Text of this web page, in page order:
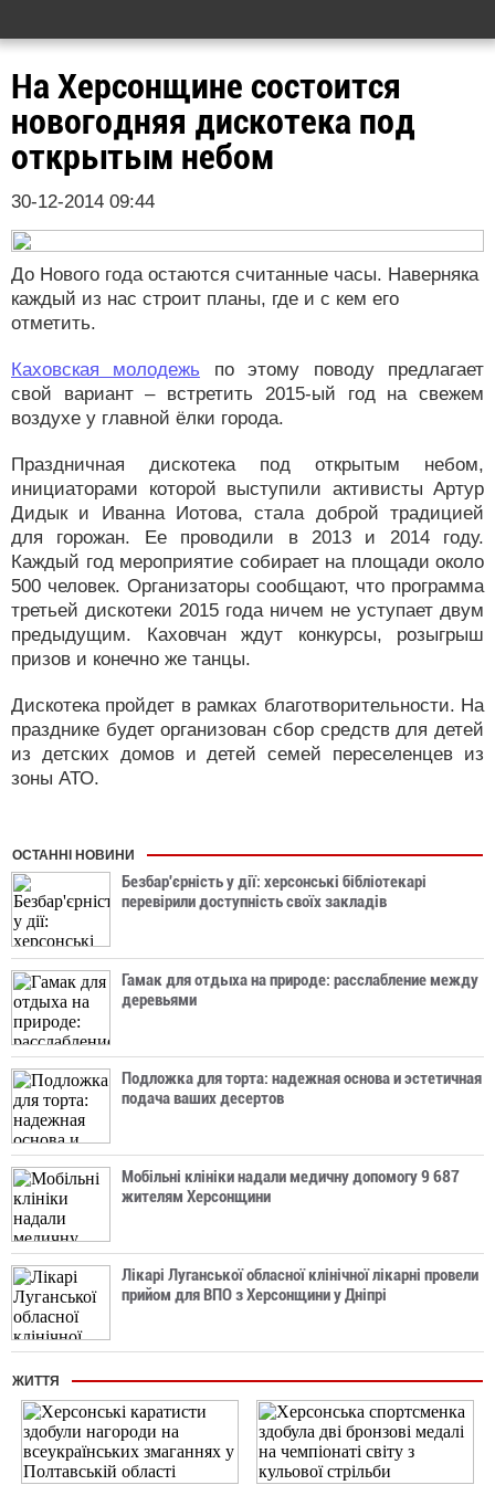
На Херсонщине состоится
новогодняя дискотека под
открытым небом
30-12-2014 09:44
До Нового года остаются считанные часы. Наверняка
каждый из нас строит планы, где и с кем его
отметить.
Каховская молодежь по этому поводу предлагает
свой вариант – встретить 2015-ый год на свежем
воздухе у главной ёлки города.
Праздничная дискотека под открытым небом,
инициаторами которой выступили активисты Артур
Дидык и Иванна Иотова, стала доброй традицией
для горожан. Ее проводили в 2013 и 2014 году.
Каждый год мероприятие собирает на площади около
500 человек. Организаторы сообщают, что программа
третьей дискотеки 2015 года ничем не уступает двум
предыдущим. Каховчан ждут конкурсы, розыгрыш
призов и конечно же танцы.
Дискотека пройдет в рамках благотворительности. На
празднике будет организован сбор средств для детей
из детских домов и детей семей переселенцев из
зоны АТО.
ОСТАННІ НОВИНИ
Безбар'єрність у дії: херсонські бібліотекарі
перевірили доступність своїх закладів
Гамак для отдыха на природе: расслабление между
деревьями
Подложка для торта: надежная основа и эстетичная
подача ваших десертов
Мобільні клініки надали медичну допомогу 9 687
жителям Херсонщини
Лікарі Луганської обласної клінічної лікарні провели
прийом для ВПО з Херсонщини у Дніпрі
ЖИТТЯ